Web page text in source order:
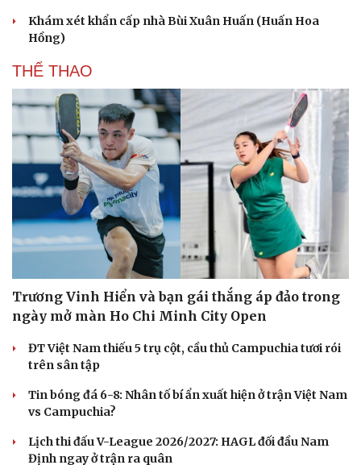
Tư vấn
Săn Tour
check-in
Podcast
Câu chuyện thời sự
Đọc truyện đêm khuya
Cửa sổ tình yêu
Hạt giống tâm hồn
Khám xét khẩn cấp nhà Bùi Xuân Huấn (Huấn Hoa
Hồng)
THỂ THAO
Trương Vinh Hiển và bạn gái thắng áp đảo trong
ngày mở màn Ho Chi Minh City Open
ĐT Việt Nam thiếu 5 trụ cột, cầu thủ Campuchia tươi rói
trên sân tập
Tin bóng đá 6-8: Nhân tố bí ẩn xuất hiện ở trận Việt Nam
vs Campuchia?
Lịch thi đấu V-League 2026/2027: HAGL đối đầu Nam
Định ngay ở trận ra quân